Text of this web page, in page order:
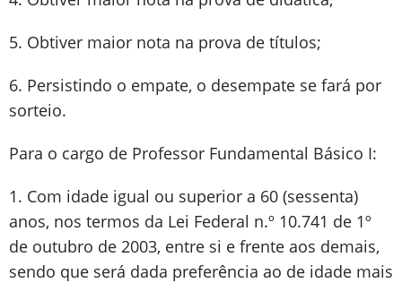
5. Obtiver maior nota na prova de títulos;
6. Persistindo o empate, o desempate se fará por
sorteio.
Para o cargo de Professor Fundamental Básico I:
1. Com idade igual ou superior a 60 (sessenta)
anos, nos termos da Lei Federal n.º 10.741 de 1º
de outubro de 2003, entre si e frente aos demais,
sendo que será dada preferência ao de idade mais